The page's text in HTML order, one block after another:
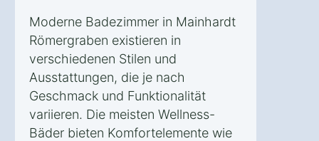
Moderne Badezimmer in Mainhardt
Römergraben existieren in
verschiedenen Stilen und
Ausstattungen, die je nach
Geschmack und Funktionalität
variieren. Die meisten Wellness-
Bäder bieten Komfortelemente wie